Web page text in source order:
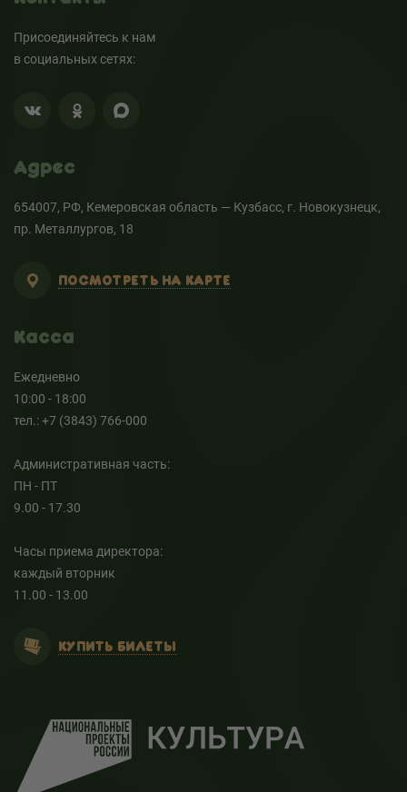
Присоединяйтесь к нам
в социальных сетях:
Адрес
654007, РФ, Кемеровская область — Кузбасс, г. Новокузнецк,
пр. Металлургов, 18
ПОСМОТРЕТЬ НА КАРТЕ
Касса
Ежедневно
10:00 - 18:00
тел.: +7 (3843) 766-000
Административная часть:
ПН - ПТ
9.00 - 17.30
Часы приема директора:
каждый вторник
11.00 - 13.00
КУПИТЬ БИЛЕТЫ